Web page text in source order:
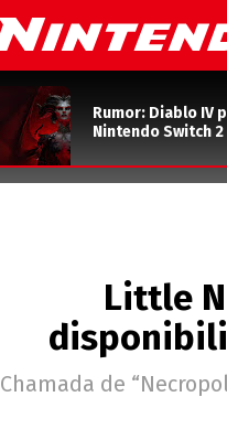
Rumor: Diablo IV
Nintendo Switch
Little
Chamada de